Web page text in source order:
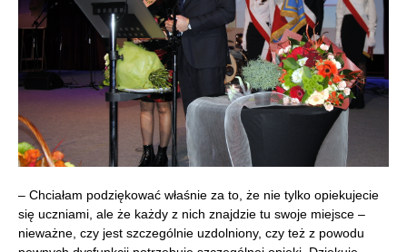
– Chciałam podziękować właśnie za to, że nie tylko opiekujecie
się uczniami, ale że każdy z nich znajdzie tu swoje miejsce –
nieważne, czy jest szczególnie uzdolniony, czy też z powodu